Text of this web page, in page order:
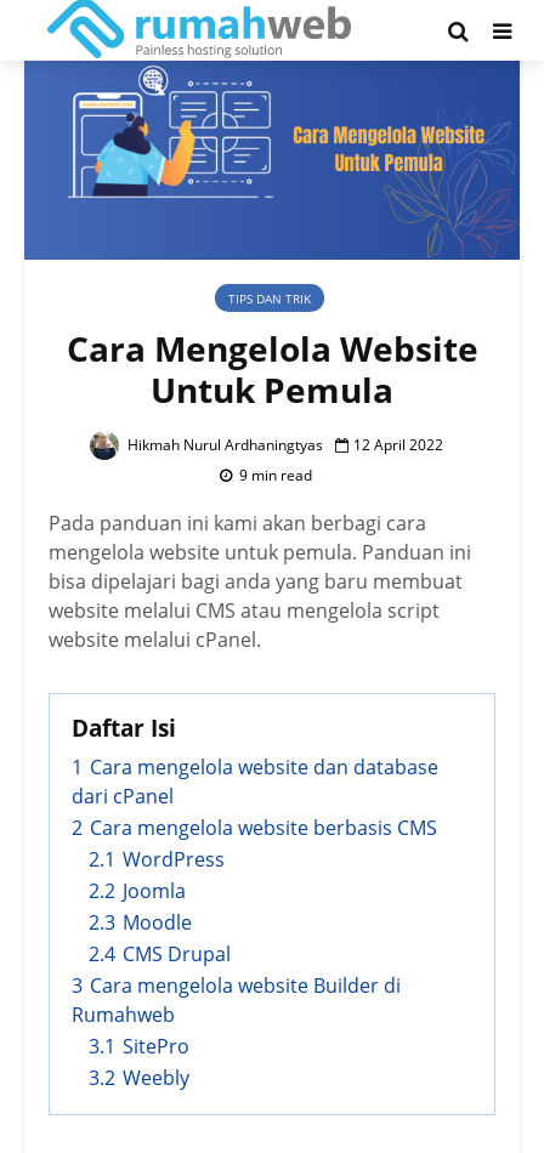
TIPS DAN TRIK
Cara Mengelola Website
Untuk Pemula
Hikmah Nurul Ardhaningtyas
12 April 2022
9 min read
Pada panduan ini kami akan berbagi cara
mengelola website untuk pemula. Panduan ini
bisa dipelajari bagi anda yang baru membuat
website melalui CMS atau mengelola script
website melalui cPanel.
Daftar Isi
1 Cara mengelola website dan database
dari cPanel
2 Cara mengelola website berbasis CMS
2.1 WordPress
2.2 Joomla
2.3 Moodle
2.4 CMS Drupal
3 Cara mengelola website Builder di
Rumahweb
3.1 SitePro
3.2 Weebly